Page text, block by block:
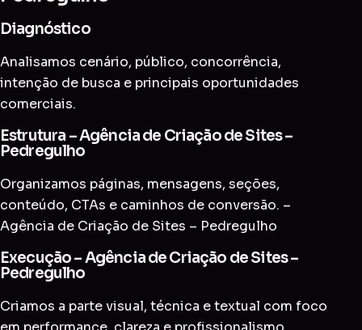
Diagnóstico
Analisamos cenário, público, concorrência,
intenção de busca e principais oportunidades
comerciais.
Estrutura – Agência de Criação de Sites –
Pedregulho
Organizamos páginas, mensagens, seções,
conteúdo, CTAs e caminhos de conversão. –
Agência de Criação de Sites – Pedregulho
Execução – Agência de Criação de Sites –
Pedregulho
Criamos a parte visual, técnica e textual com foco